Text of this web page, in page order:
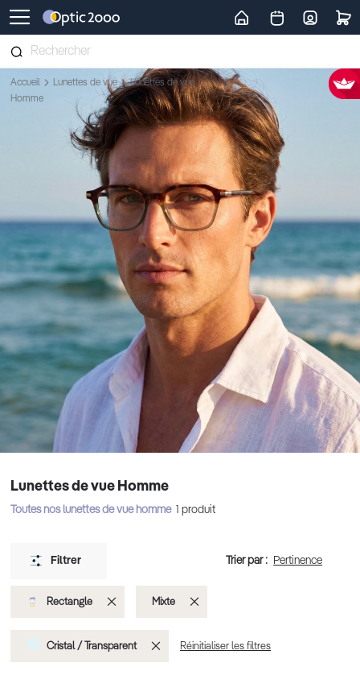
Retour vers la page d'accueil
Accueil Lunettes de vue
Lunettes de vue
Homme
Lunettes de vue Homme
Toutes nos lunettes de vue homme produit
Filtrer Trier par :
Rectangle SupprimerMixte
Cristal / Transparent Supprimer
Réinitialiser les filtres